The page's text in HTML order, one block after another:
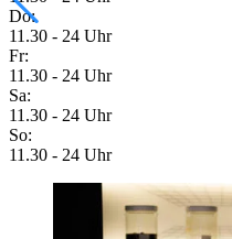
Do:
11.30 - 24 Uhr
Fr:
11.30 - 24 Uhr
Sa:
11.30 - 24 Uhr
So:
11.30 - 24 Uhr